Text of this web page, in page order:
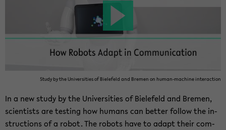
Study by the Uni­ver­si­ties of Bie­le­feld and Bre­men on human-​machine in­ter­ac­tion
In a new study by the Uni­ver­si­ties of Bie­le­feld and Bre­men,
sci­en­tists are tes­ting how hu­mans can bet­ter fol­low the in­
st­ruc­tions of a robot. The ro­bots have to adapt their com­